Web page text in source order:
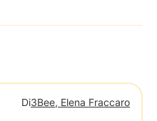
Di3Bee, Elena Fraccaro